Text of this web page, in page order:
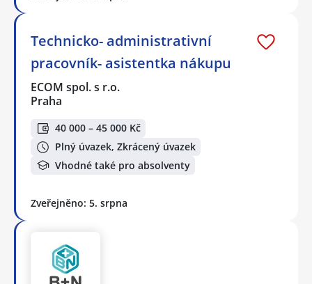
Technicko- administrativní
pracovník- asistentka nákupu
ECOM spol. s r.o.
Praha
40 000 – 45 000 Kč
Plný úvazek, Zkrácený úvazek
Vhodné také pro absolventy
Zveřejněno: 5. srpna